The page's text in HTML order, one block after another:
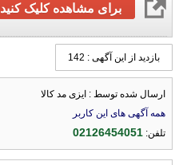
برای مشاهده کلیک کنید
بازدید از این آگهی : 142
ارسال شده توسط : ایزی مد کالا
همه آگهی های این کاربر
تلفن:02126454051